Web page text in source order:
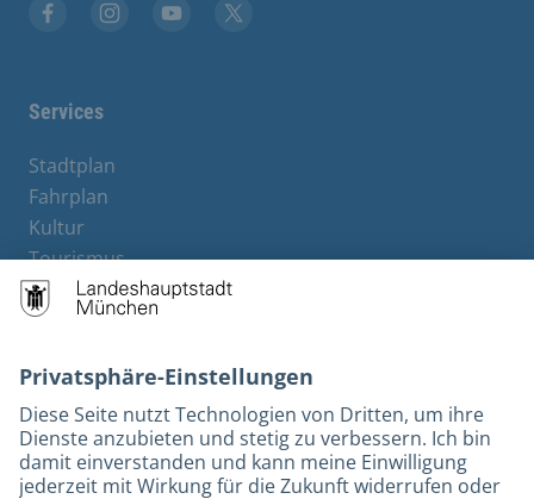
Services
Stadtplan
Fahrplan
Kultur
Tourismus
M-Strom
Bürgerservice
Kontakt
Barrierefreiheit